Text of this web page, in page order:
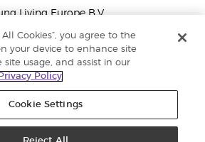
Living Europe B.V.
9727 AJ Groningen
(nemokami skambučiai iš laidinių
Lietuvoje)80030914
Cookies”, you agree to the
your device to enhance site
site usage, and assist in our
Privacy Policy
Cookie Settings